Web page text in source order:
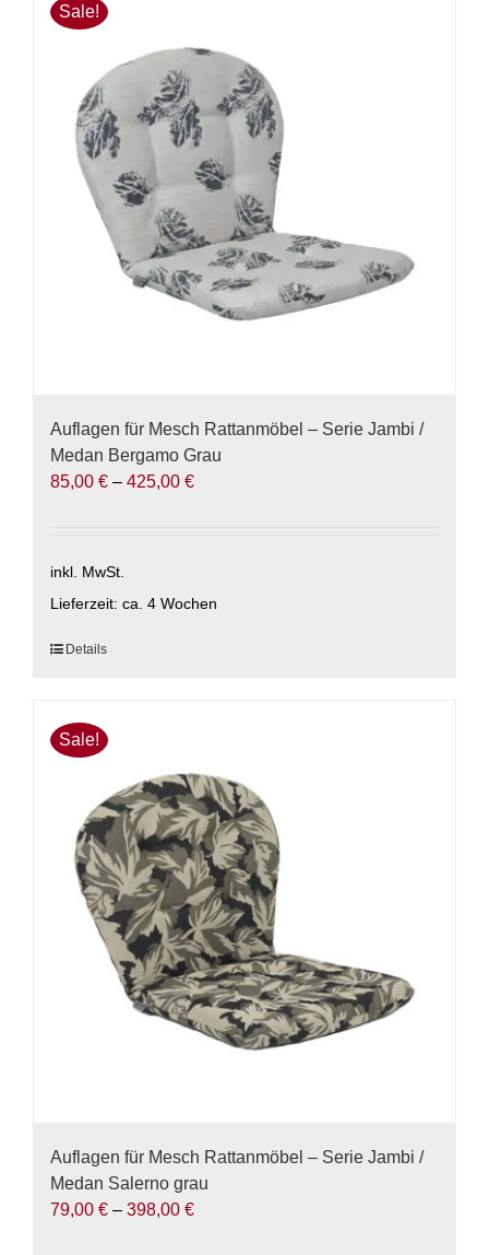
Sale!
Auflagen für Mesch Rattanmöbel – Serie Jambi /
Medan Bergamo Grau
85,00 € – 425,00 €
inkl. MwSt.
Lieferzeit: ca. 4 Wochen
Dieses
mehrere
Varianten
Optionen
können
Produktseite
Details
Sale!
Auflagen für Mesch Rattanmöbel – Serie Jambi /
Medan Salerno grau
79,00 € – 398,00 €